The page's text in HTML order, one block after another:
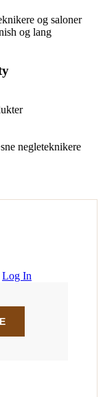
og saloner
og lang
negleteknikere
Log In